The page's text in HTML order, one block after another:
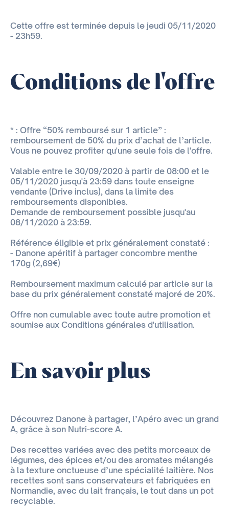
Cette offre est terminée depuis le jeudi 05/11/2020
- 23h59.
Conditions de l'offre
* : Offre “50% remboursé sur 1 article” :
remboursement de 50% du prix d’achat de l’article.
Vous ne pouvez profiter qu'une seule fois de l'offre.
Valable entre le 30/09/2020 à partir de 08:00 et le
05/11/2020 jusqu'à 23:59 dans toute enseigne
vendante (Drive inclus), dans la limite des
remboursements disponibles.
Demande de remboursement possible jusqu'au
08/11/2020 à 23:59.
Référence éligible et prix généralement constaté :
- Danone apéritif à partager concombre menthe
170g (2,69€)
Remboursement maximum calculé par article sur la
base du prix généralement constaté majoré de 20%.
Offre non cumulable avec toute autre promotion et
soumise aux Conditions générales d'utilisation.
En savoir plus
Découvrez Danone à partager, l’Apéro avec un grand
A, grâce à son Nutri-score A.
Des recettes variées avec des petits morceaux de
légumes, des épices et/ou des aromates mélangés
à la texture onctueuse d’une spécialité laitière. Nos
recettes sont sans conservateurs et fabriquées en
Normandie, avec du lait français, le tout dans un pot
recyclable.